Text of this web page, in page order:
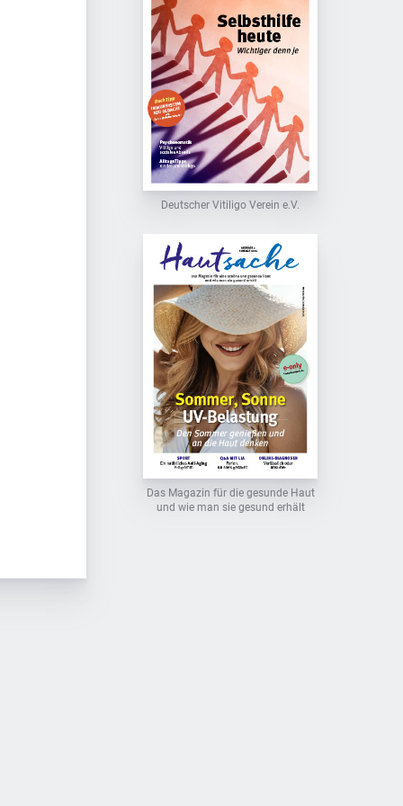
Deutscher Vitiligo Verein e.V.
Das Magazin für die gesunde Haut
und wie man sie gesund erhält